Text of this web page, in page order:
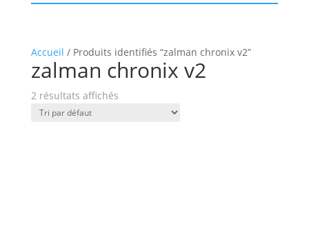
Accueil / Produits identifiés “zalman chronix v2”
zalman chronix v2
2 résultats affichés